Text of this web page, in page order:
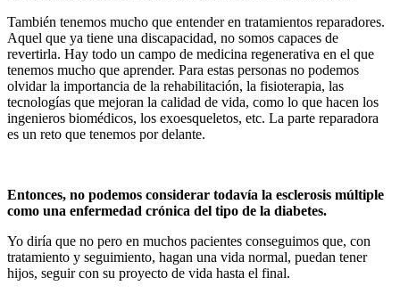
También tenemos mucho que entender en tratamientos reparadores.
Aquel que ya tiene una discapacidad, no somos capaces de
revertirla. Hay todo un campo de medicina regenerativa en el que
tenemos mucho que aprender. Para estas personas no podemos
olvidar la importancia de la rehabilitación, la fisioterapia, las
tecnologías que mejoran la calidad de vida, como lo que hacen los
ingenieros biomédicos, los exoesqueletos, etc. La parte reparadora
es un reto que tenemos por delante.
Entonces, no podemos considerar todavía la esclerosis múltiple
como una enfermedad crónica del tipo de la diabetes.
Yo diría que no pero en muchos pacientes conseguimos que, con
tratamiento y seguimiento, hagan una vida normal, puedan tener
hijos, seguir con su proyecto de vida hasta el final.